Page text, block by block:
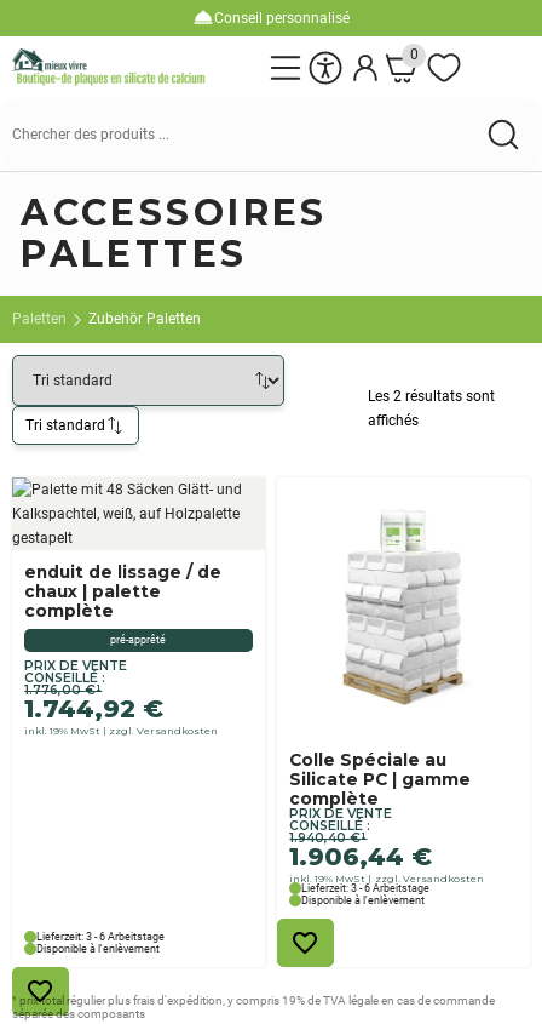
Conseil personnalisé
0
Suchen
ACCESSOIRES
PALETTES
Paletten Zubehör Paletten
Tri standard
Les 2 résultats sont
affichés
pré-apprêté
enduit de lissage / de
chaux | palette
complète
PRIX DE VENTE
CONSEILLÉ :
1.776,00€¹
Ursprünglicher
Preis
war:
1.776,00 €
1.744,92 €
Aktueller
Preis
ist:
1.744,92 €.
inkl. 19% MwSt zzgl. Versandkosten
Lieferzeit: 3 - 6 Arbeitstage
Disponible à l'enlèvement
Colle Spéciale au
Silicate PC | gamme
complète
PRIX DE VENTE
CONSEILLÉ :
1.940,40€¹
Ursprünglicher
Preis
war:
1.940,40 €
1.906,44 €
Aktueller
Preis
ist:
1.906,44 €.
inkl. 19% MwSt
zzgl. Versandkosten
Lieferzeit: 3 - 6 Arbeitstage
Disponible à l'enlèvement
¹ prix total régulier plus frais d'expédition, y compris 19% de TVA légale en cas de commande
séparée des composants